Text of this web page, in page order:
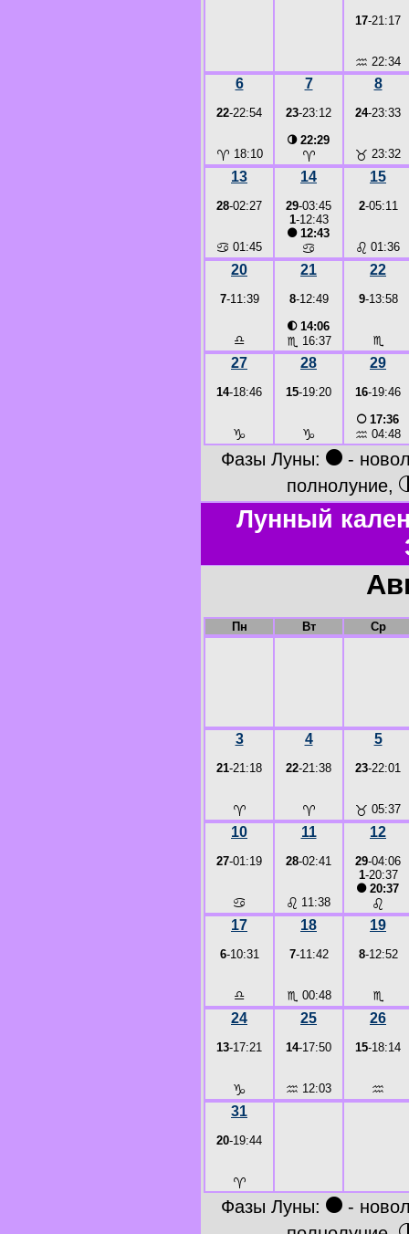
17-21:17
♒ 22:34
6
22-22:54
♈ 18:10
7
23-23:12
◑22:29
♈
8
24-23:33
♉ 23:32
13
28-02:27
♋ 01:45
14
29-03:45
1-12:43
●12:43
♋
15
2-05:11
♌ 01:36
20
7-11:39
♎
21
8-12:49
◐14:06
♏ 16:37
22
9-13:58
♏
27
14-18:46
♑
28
15-19:20
♑
29
16-19:46
○17:36
♒ 04:48
Фазы Луны: ● -
полнолуние,
Лунный
Пн Вт Ср
3
21-21:18
♈
4
22-21:38
♈
5
23-22:01
♉ 05:37
10
27-01:19
♋
11
28-02:41
♌ 11:38
12
29-04:06
1-20:37
●20:37
♌
17
6-10:31
♎
18
7-11:42
♏ 00:48
19
8-12:52
♏
24
13-17:21
♑
25
14-17:50
♒ 12:03
26
15-18:14
♒
31
20-19:44
♈
Фазы Луны: ● -